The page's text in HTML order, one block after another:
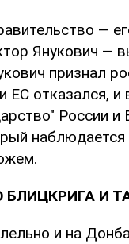
—
Янукович —
признал
ЕС отказался,
России
И
и на